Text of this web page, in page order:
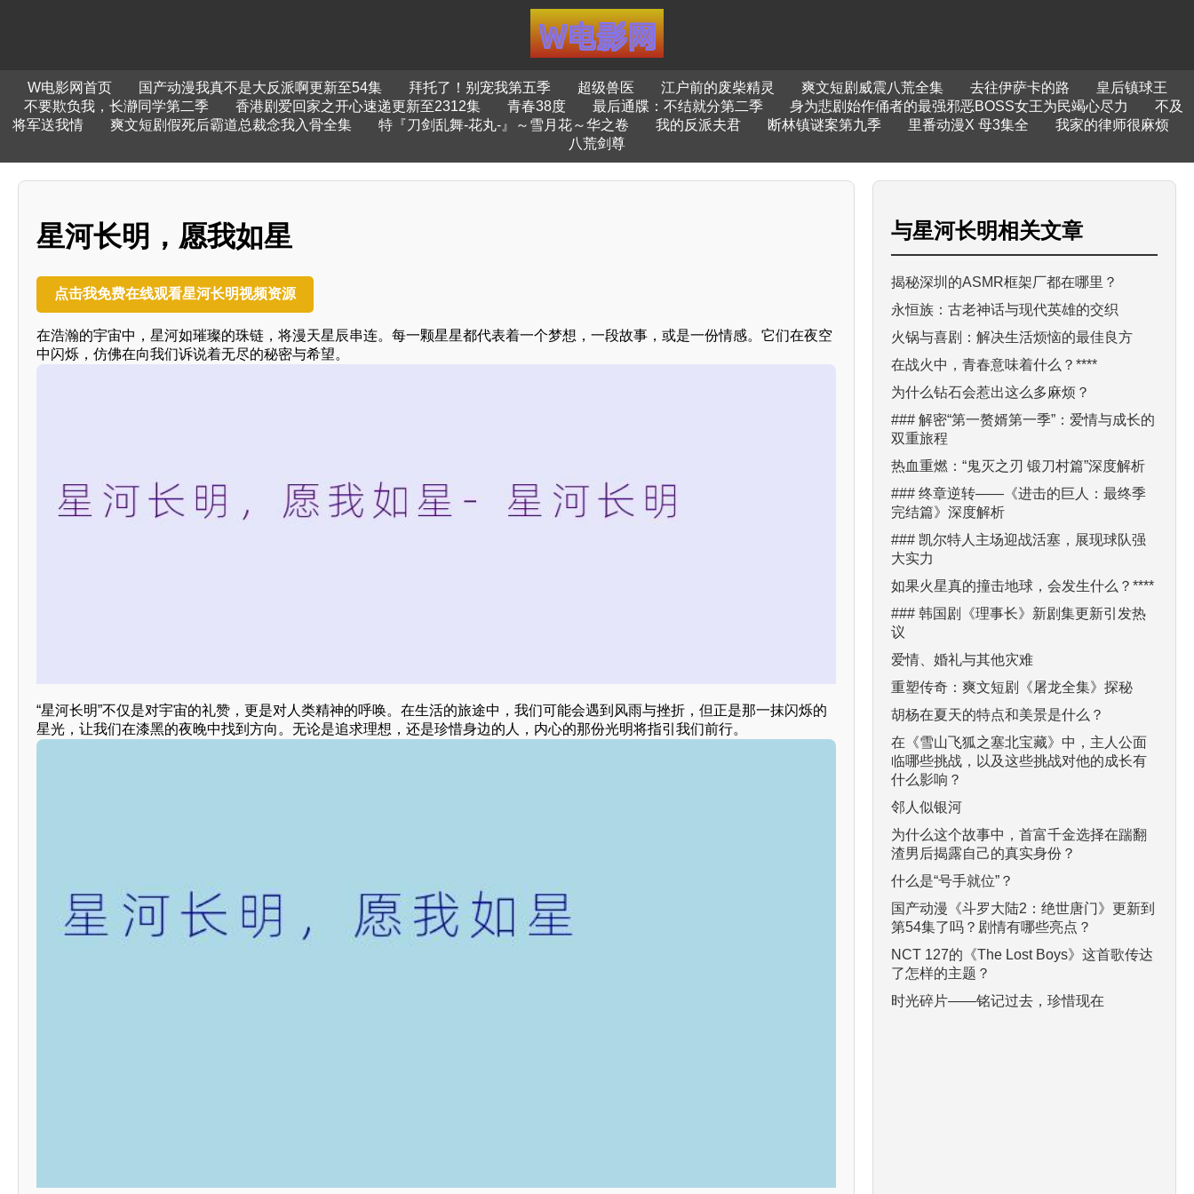
W电影网首页 国产动漫我真不是大反派啊更新至54集 拜托了！别宠我第五季 超级兽医 江户前的废柴精灵 爽文短剧威震八荒全集 去往伊萨卡的路
皇后镇球王
不要欺负我，长瀞同学第二季
香港剧爱回家之开心速递更新至2312集 青春38度 最后通牒：不结就分第二季 身为悲剧始作俑者的最强邪恶BOSS女王为民竭心尽力
不及
将军送我情
爽文短剧假死后霸道总裁念我入骨全集 特『刀剑乱舞-花丸-』～雪月花～华之卷 我的反派夫君 断林镇谜案第九季 里番动漫X 母3集全
我家的律师很麻烦
八荒剑尊
星河长明，愿我如星
点击我免费在线观看星河长明视频资源
在浩瀚的宇宙中，星河如璀璨的珠链，将漫天星辰串连。每一颗星星都代表着一个梦想，一段故事，或是一份情感。它们在夜空
中闪烁，仿佛在向我们诉说着无尽的秘密与希望。
“星河长明”不仅是对宇宙的礼赞，更是对人类精神的呼唤。在生活的旅途中，我们可能会遇到风雨与挫折，但正是那一抹闪烁的
星光，让我们在漆黑的夜晚中找到方向。无论是追求理想，还是珍惜身边的人，内心的那份光明将指引我们前行。
与星河长明相关文章
揭秘深圳的ASMR框架厂都在哪里？
永恒族：古老神话与现代英雄的交织
火锅与喜剧：解决生活烦恼的最佳良方
在战火中，青春意味着什么？****
为什么钻石会惹出这么多麻烦？
### 解密“第一赘婿第一季”：爱情与成长的
双重旅程
热血重燃：“鬼灭之刃 锻刀村篇”深度解析
### 终章逆转——《进击的巨人：最终季
完结篇》深度解析
### 凯尔特人主场迎战活塞，展现球队强
大实力
如果火星真的撞击地球，会发生什么？****
### 韩国剧《理事长》新剧集更新引发热
议
爱情、婚礼与其他灾难
重塑传奇：爽文短剧《屠龙全集》探秘
胡杨在夏天的特点和美景是什么？
在《雪山飞狐之塞北宝藏》中，主人公面
临哪些挑战，以及这些挑战对他的成长有
什么影响？
邻人似银河
为什么这个故事中，首富千金选择在踹翻
渣男后揭露自己的真实身份？
什么是“号手就位”？
国产动漫《斗罗大陆2：绝世唐门》更新到
第54集了吗？剧情有哪些亮点？
NCT 127的《The Lost Boys》这首歌传达
了怎样的主题？
时光碎片——铭记过去，珍惜现在